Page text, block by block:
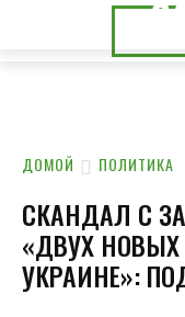
ДОМОЙ ПОЛИТИКА
СКАНДАЛ С
«ДВУХ НОВЫХ
УКРАИНЕ»: